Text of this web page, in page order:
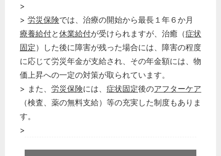
>
> 労災保険では、治療の開始から最長１年６か月
療養給付と休業給付が受けられますが、治癒（症状
固定）した後に障害が残った場合には、障害の程度
に応じて労災年金が支給され、その年金額には、物
価上昇への一定の対策が取られています。
> また、 労災保険には、 症状固定後のアフターケア
（検査、薬の無料支給）等の充実した制度もありま
す。
>